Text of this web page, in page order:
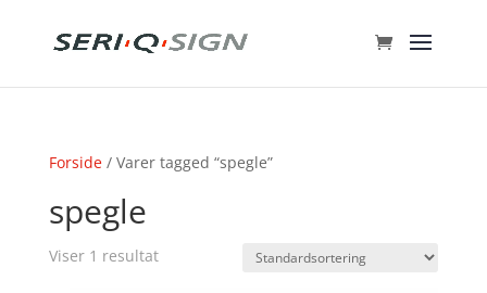
Forside/ Varer tagged “spegle”
spegle
Viser 1 resultat